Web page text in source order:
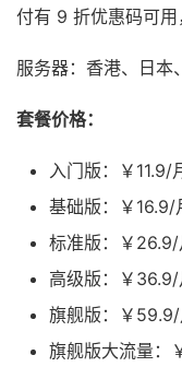
付有 9 折优惠码可
服务器：香港、日本
套餐价格：
入门版：￥11.9/
基础版：￥16.9/
标准版：￥26.9/
高级版：￥36.9/
旗舰版：￥59.9/
旗舰版大流量：